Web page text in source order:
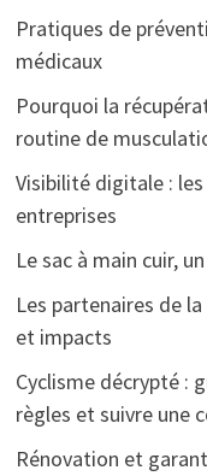
Pratiques de
médicaux
Pourquoi la
routine de
Visibilité digitale :
entreprises
Le sac à main cuir,
Les partenaires de
et impacts
Cyclisme décrypté :
règles et suivre une
Rénovation et